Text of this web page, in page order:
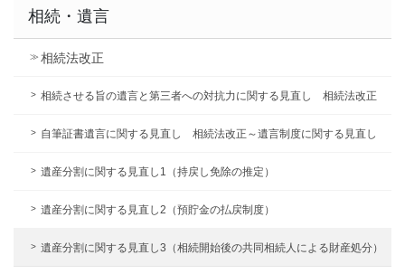
相続・遺言
相続法改正
相続させる旨の遺言と第三者への対抗力に関する見直し 相続法改正
自筆証書遺言に関する見直し 相続法改正～遺言制度に関する見直し
遺産分割に関する見直し1（持戻し免除の推定）
遺産分割に関する見直し2（預貯金の払戻制度）
遺産分割に関する見直し3（相続開始後の共同相続人による財産処分）